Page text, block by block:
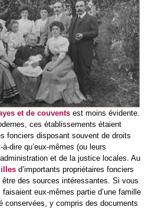
et de couventsest moins évidente.
ces établissements étaient
fonciers disposant souvent de droits
dire qu’eux-mêmes (ou leurs
et de la justice locales. Au
d’importants propriétaires fonciers
être des sources intéressantes. Si vous
eux-mêmes partie d’une famille
conservées, y compris des documents